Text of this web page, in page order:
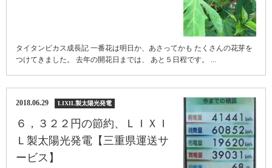
タイタンビカス成長記 一番花は明日か、あさってかも たくさんの花芽を
つけてきました。 去年の開花日までは、 あと５日程です。 ...
2018.06.29 LIXIL製太陽光発電
６，３２２円の節約、ＬＩＸＩ
Ｌ製太陽光発電【三重県運送サ
ービス】